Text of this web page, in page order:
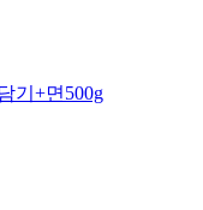
기+면500g